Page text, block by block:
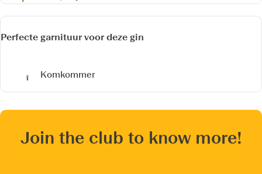
Perfecte garnituur voor deze gin
Komkommer
Join the club to know more!